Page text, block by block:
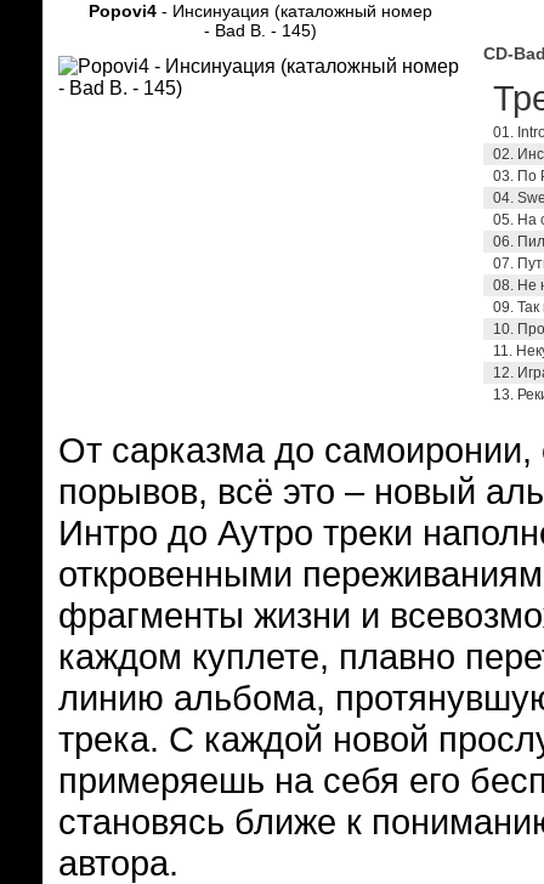
Popovi4 - Инсинуация (каталожный номер
- Bad B. - 145)
CD-
01.
02.
03. По
04.
05. На
06.
07.
08. Не
09. Так
10.
11.
12.
13.
От сарказма до
порывов, всё это – новый
Интро до Аутро треки
откровенными
фрагменты жизни и
каждом куплете, плавно
линию альбома,
трека. С каждой новой
примеряешь на себя его
становясь ближе к
автора.